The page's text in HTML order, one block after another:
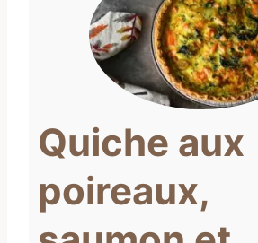
Quiche aux
poireaux,